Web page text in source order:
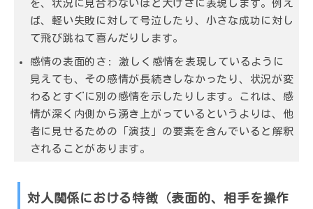
を、状況に見合わないほど大げさに表現します。例え
ば、軽い失敗に対して号泣したり、小さな成功に対し
て飛び跳ねて喜んだりします。
感情の表面的さ:
激しく感情を表現しているように
見えても、その感情が長続きしなかったり、状況が変
わるとすぐに別の感情を示したりします。これは、感
情が深く内側から湧き上がっているというよりは、 他
者に見せるための「演技」の要素を含んでいる と解釈
されることがあります。
対人関係における特徴（表面的、相手を操作